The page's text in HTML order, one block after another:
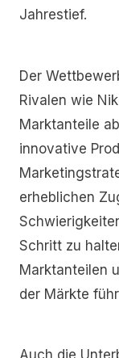
Jahrestief.
Der
Rivalen wie
Marktanteile
innovative
erheblichen
Schritt zu
Marktanteilen
der Märkte